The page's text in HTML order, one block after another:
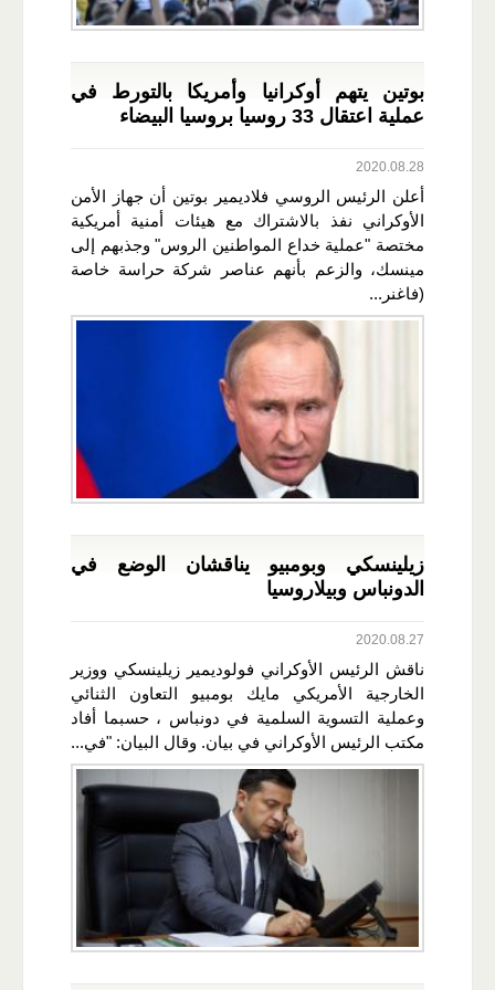
بوتين يتهم أوكرانيا وأمريكا بالتورط في
عملية اعتقال 33 روسيا بروسيا البيضاء
2020.08.28
أعلن الرئيس الروسي فلاديمير بوتين أن جهاز الأمن
الأوكراني نفذ بالاشتراك مع هيئات أمنية أمريكية
مختصة "عملية خداع المواطنين الروس" وجذبهم إلى
مينسك، والزعم بأنهم عناصر شركة حراسة خاصة
(فاغنر...
زيلينسكي وبومبيو يناقشان الوضع في
الدونباس وبيلاروسيا
2020.08.27
ناقش الرئيس الأوكراني فولوديمير زيلينسكي ووزير
الخارجية الأمريكي مايك بومبيو التعاون الثنائي
وعملية التسوية السلمية في دونباس ، حسبما أفاد
مكتب الرئيس الأوكراني في بيان. وقال البيان: "في...